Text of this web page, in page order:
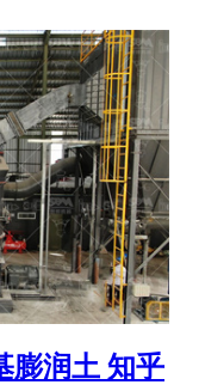
膨润土 知乎